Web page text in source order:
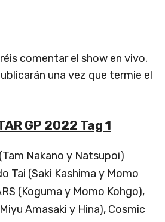
comentar el show en vivo.
una vez que termie el
GP 2022 Tag 1
Nakano y Natsupoi)
Tai (Saki Kashima y Momo
(Koguma y Momo Kohgo),
Amasaki y Hina), Cosmic